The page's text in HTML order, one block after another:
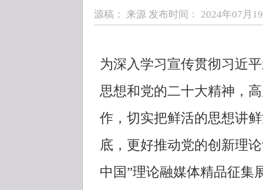
源稿： 来源 发布时间： 2024年07月
为深入学习宣传贯彻习近
思想和党的二十大精神，
作，切实把鲜活的思想讲
底，更好推动党的创新理
中国”理论融媒体精品征集